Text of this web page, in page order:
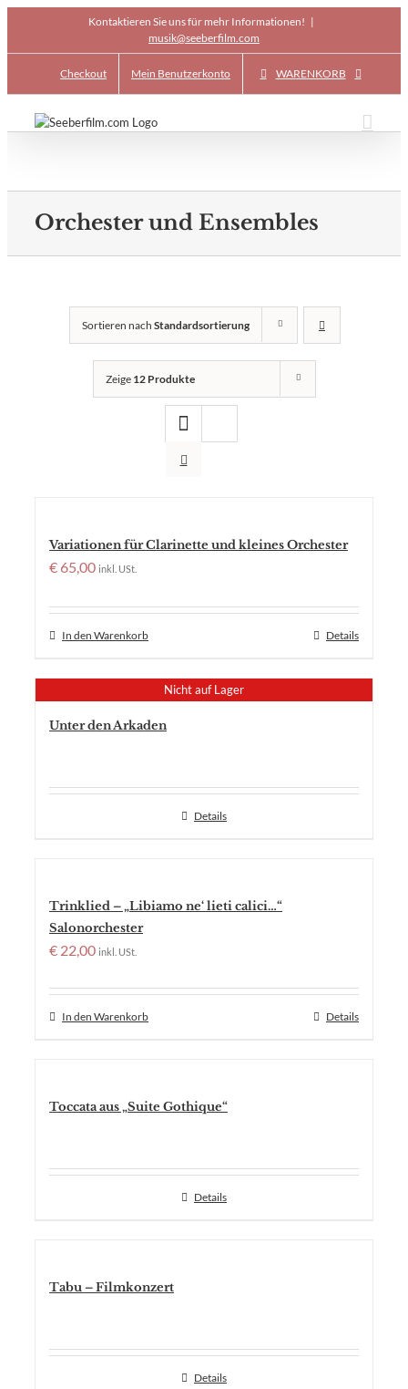
content
Kontaktieren Sie uns für mehr Informationen! |
musik@seeberfilm.com
Checkout Mein Benutzerkonto WARENKORB
Orchester und Ensembles
Sortieren nach Standardsortierung
Zeige 12 Produkte
Variationen für Clarinette und kleines Orchester
€ 65,00 inkl. USt.
In den Warenkorb Details
Nicht auf Lager
Unter den Arkaden
Details
Trinklied – „Libiamo ne‘ lieti calici…“
Salonorchester
€ 22,00 inkl. USt.
In den Warenkorb Details
Toccata aus „Suite Gothique“
Details
Tabu – Filmkonzert
Details